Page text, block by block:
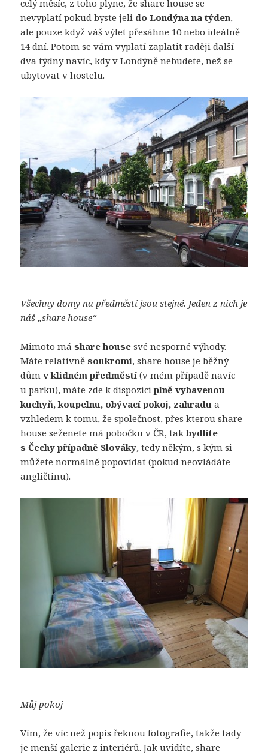
celý měsíc, z toho plyne, že share house se
nevyplatí pokud byste jeli do Londýna na týden,
ale pouze když váš výlet přesáhne 10 nebo ideálně
14 dní. Potom se vám vyplatí zaplatit raději další
dva týdny navíc, kdy v Londýně nebudete, než se
ubytovat v hostelu.
Všechny domy na předměstí jsou stejné. Jeden z nich je
náš „share house“
Mimoto máshare house své nesporné výhody.
Máte relativněsoukromí, share house je běžný
důmv klidném předměstí (v mém případě navíc
u parku), máte zde k dispoziciplně vybavenou
kuchyň, koupelnu, obývací pokoj, zahradu a
vzhledem k tomu, že společnost, přes kterou share
house seženete má pobočku v ČR, takbydlíte
s Čechy případně Slováky, tedy někým, s kým si
můžete normálně popovídat (pokud neovládáte
angličtinu).
Můj pokoj
Vím, že víc než popis řeknou fotografie, takže tady
je menší galerie z interiérů. Jak uvidíte, share